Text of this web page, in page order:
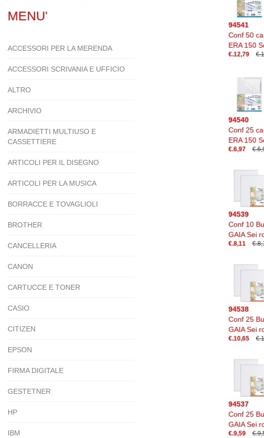
MENU'
ACCESSORI PER LA MERENDA
ACCESSORI SCRIVANIA E UFFICIO
ALTRO
ARCHIVIO
ARMADIETTI MULTIUSO E
CASSETTIERE
ARTICOLI PER IL DISEGNO
ARTICOLI PER LA MUSICA
BORRACCE E TOVAGLIOLI
BROTHER
CANCELLERIA
CANON
CARTUCCE E TONER
CASIO
CITIZEN
EPSON
FIRMA DIGITALE
GESTETNER
HP
IBM
94541
Conf 50
ERA 150
€.12,79
94540
Conf 25
ERA 150
€.6,97
94539
Conf 10
GAIA Sei
€.8,11
94538
Conf 25
GAIA Sei
€.10,65
94537
Conf 25
GAIA Sei
€.9,59